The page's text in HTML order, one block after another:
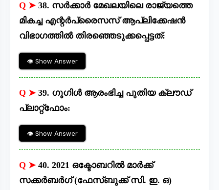
Q ➤ 38. സർക്കാർ മേഖലയിലെ രാജ്യത്തെ
മികച്ച എന്റർപ്രൈസസ് ആപ്ലിക്കേഷൻ
വിഭാഗത്തിൽ തിരഞ്ഞെടുക്കപ്പെട്ടത്:
👁 Show Answer
Q ➤ 39. ഗൂഗിൾ ആരംഭിച്ച പുതിയ ക്ലൗഡ്
പ്ലാറ്റ്ഫോം:
👁 Show Answer
Q ➤ 40. 2021 ഒക്ടോബറിൽ മാർക്ക്
സക്കർബർഗ് (ഫേസ്ബുക്ക് സി. ഇ. ഒ)